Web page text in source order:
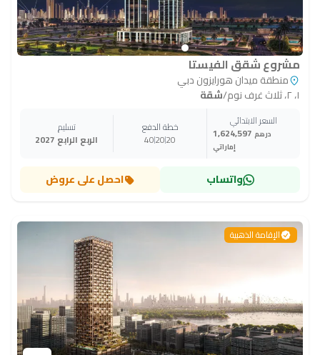
مشروع شقق الفيستا
منطقة ميدان هورايزون دبي
١، ٢، ثلاث غرف نوم
/شقة
السعر الابتدائي
1,624,597 درهم
إماراتي
خطة الدفع
20
20
40
تسليم
الربع الرابع 2027
واتساب احصل على عروض
الإقامة الذهبية